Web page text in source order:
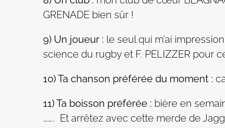
GRENADE bien sûr !
9) Un joueur : le seul qui m’ai
science du rugby et F. PELIZZER pour
10) Ta chanson préférée du moment :
11) Ta boisson préférée : bière en
…….. Et arrêtez avec cette merde de